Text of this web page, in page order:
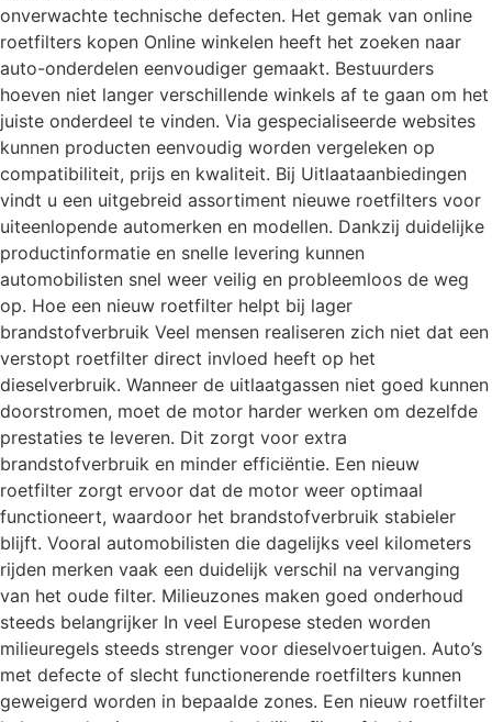
onverwachte technische defecten. Het gemak van online
roetfilters kopen Online winkelen heeft het zoeken naar
auto-onderdelen eenvoudiger gemaakt. Bestuurders
hoeven niet langer verschillende winkels af te gaan om het
juiste onderdeel te vinden. Via gespecialiseerde websites
kunnen producten eenvoudig worden vergeleken op
compatibiliteit, prijs en kwaliteit. Bij Uitlaataanbiedingen
vindt u een uitgebreid assortiment nieuwe roetfilters voor
uiteenlopende automerken en modellen. Dankzij duidelijke
productinformatie en snelle levering kunnen
automobilisten snel weer veilig en probleemloos de weg
op. Hoe een nieuw roetfilter helpt bij lager
brandstofverbruik Veel mensen realiseren zich niet dat een
verstopt roetfilter direct invloed heeft op het
dieselverbruik. Wanneer de uitlaatgassen niet goed kunnen
doorstromen, moet de motor harder werken om dezelfde
prestaties te leveren. Dit zorgt voor extra
brandstofverbruik en minder efficiëntie. Een nieuw
roetfilter zorgt ervoor dat de motor weer optimaal
functioneert, waardoor het brandstofverbruik stabieler
blijft. Vooral automobilisten die dagelijks veel kilometers
rijden merken vaak een duidelijk verschil na vervanging
van het oude filter. Milieuzones maken goed onderhoud
steeds belangrijker In veel Europese steden worden
milieuregels steeds strenger voor dieselvoertuigen. Auto’s
met defecte of slecht functionerende roetfilters kunnen
geweigerd worden in bepaalde zones. Een nieuw roetfilter